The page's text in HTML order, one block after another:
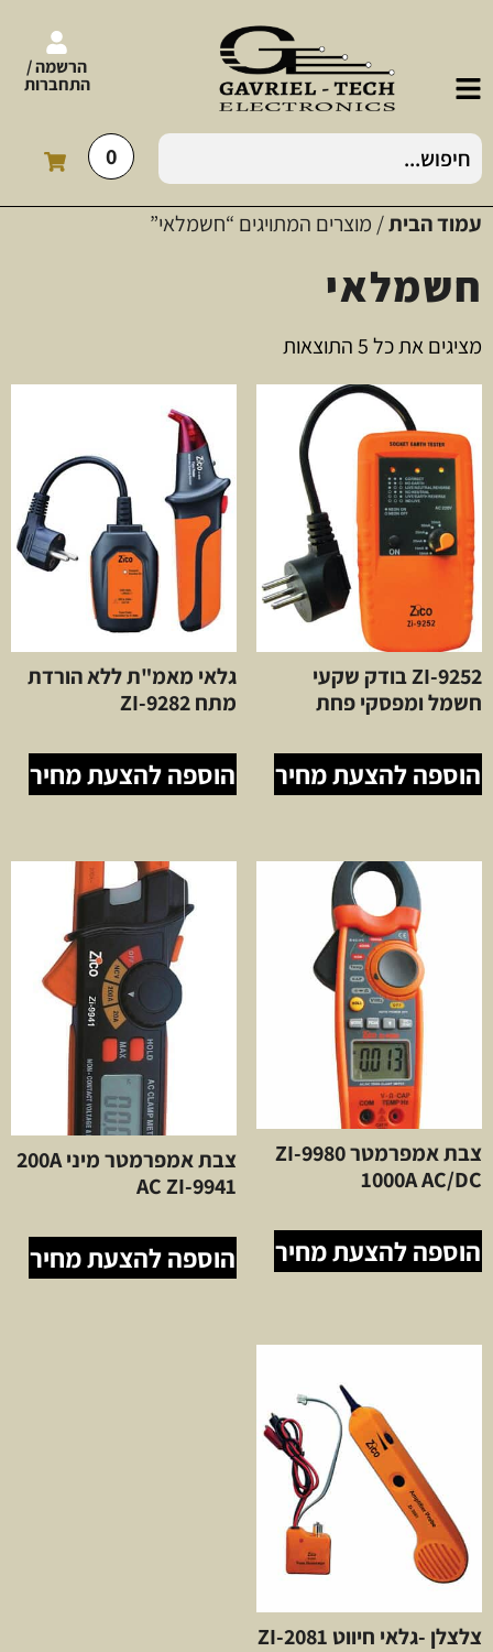
הרשמה /
התחברות
0
עמוד הבית/ מוצרים המתויגים “חשמלאי”
חשמלאי
מציגים את כל ⁦5⁩ התוצאות
ZI-9252 בודק שקעי
חשמל ומפסקי פחת
הוספה להצעת מחיר
גלאי מאמ"ת ללא הורדת
מתח ZI-9282
הוספה להצעת מחיר
צבת אמפרמטר ZI-9980
1000A AC/DC
הוספה להצעת מחיר
צבת אמפרמטר מיני 200A
AC ZI-9941
הוספה להצעת מחיר
צלצלן -גלאי חיווט ZI-2081